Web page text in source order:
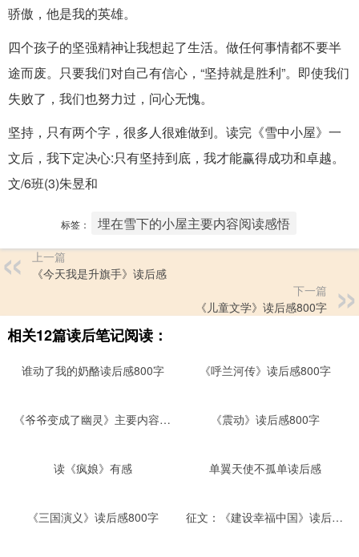
骄傲，他是我的英雄。
四个孩子的坚强精神让我想起了生活。做任何事情都不要半
途而废。只要我们对自己有信心，“坚持就是胜利”。即使我们
失败了，我们也努力过，问心无愧。
坚持，只有两个字，很多人很难做到。读完《雪中小屋》一
文后，我下定决心:只有坚持到底，我才能赢得成功和卓越。
文/6班(3)朱昱和
标签： 埋在雪下的小屋主要内容阅读感悟
上一篇
《今天我是升旗手》读后感
下一篇
《儿童文学》读后感800字
相关12篇读后笔记阅读：
谁动了我的奶酪读后感800字 《呼兰河传》读后感800字
《爷爷变成了幽灵》主要内容、读后感范文 《震动》读后感800字
读《疯娘》有感 单翼天使不孤单读后感
《三国演义》读后感800字 征文：《建设幸福中国》读后感800字